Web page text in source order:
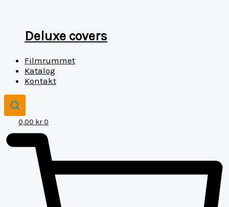
Deluxe covers
Filmrummet
Katalog
Kontakt
0,00 kr0